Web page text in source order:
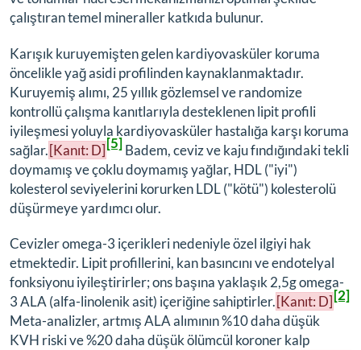
çalıştıran temel mineraller katkıda bulunur.
Karışık kuruyemişten gelen kardiyovasküler koruma
öncelikle yağ asidi profilinden kaynaklanmaktadır.
Kuruyemiş alımı, 25 yıllık gözlemsel ve randomize
kontrollü çalışma kanıtlarıyla desteklenen lipit profili
iyileşmesi yoluyla kardiyovasküler hastalığa karşı koruma
sağlar.[Kanıt: D][5]Badem, ceviz ve kaju fındığındaki tekli
doymamış ve çoklu doymamış yağlar, HDL ("iyi")
kolesterol seviyelerini korurken LDL ("kötü") kolesterolü
düşürmeye yardımcı olur.
Cevizler omega-3 içerikleri nedeniyle özel ilgiyi hak
etmektedir. Lipit profillerini, kan basıncını ve endotelyal
fonksiyonu iyileştirirler; ons başına yaklaşık 2,5g omega-
3 ALA (alfa-linolenik asit) içeriğine sahiptirler.[Kanıt: D][2]
Meta-analizler, artmış ALA alımının %10 daha düşük
KVH riski ve %20 daha düşük ölümcül koroner kalp